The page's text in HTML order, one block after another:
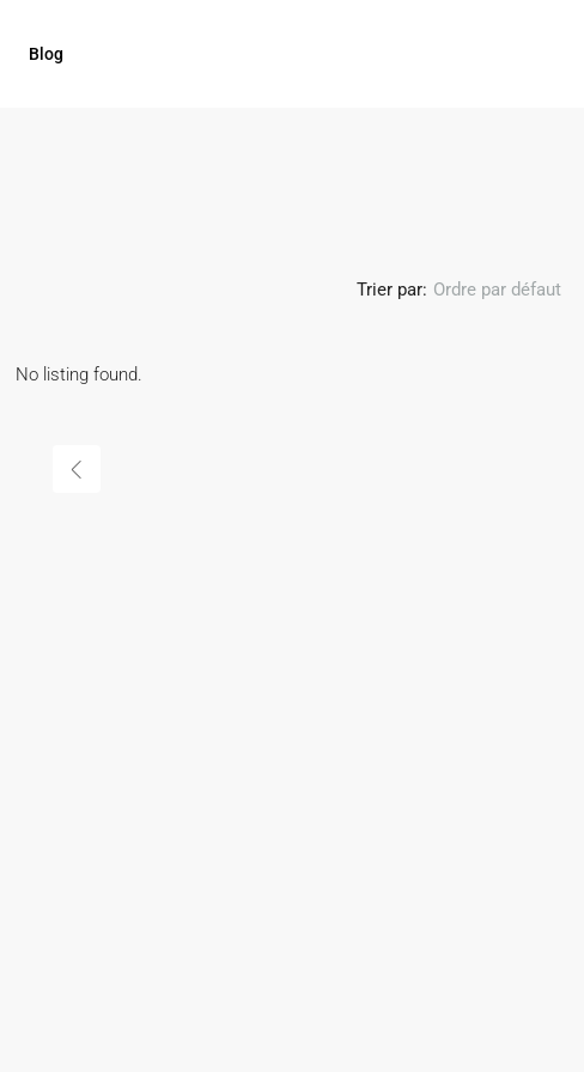
Blog
Trier par: Ordre par défaut
No listing found.